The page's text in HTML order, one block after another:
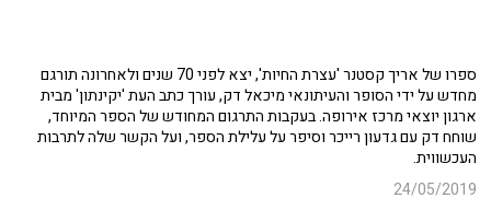
ספרו של אריך קסטנר 'עצרת החיות', יצא לפני 70 שנים ולאחרונה תורגם
מחדש על ידי הסופר והעיתונאי מיכאל דק, עורך כתב העת 'יקינתון' מבית
ארגון יוצאי מרכז אירופה. בעקבות התרגום המחודש של הספר המיוחד,
שוחח דק עם גדעון רייכר וסיפר על עלילת הספר, ועל הקשר שלה לתרבות
העכשווית.
24/05/2019